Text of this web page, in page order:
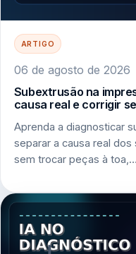
ARTIGO
06 de agosto de 2026
Subextrusão na
causa real e corrigir
Aprenda a diagnosticar
separar a causa real
sem trocar peças à toa,…